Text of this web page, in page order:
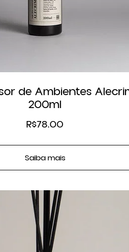
de Ambientes
200ml
R$78.00
Saiba mais